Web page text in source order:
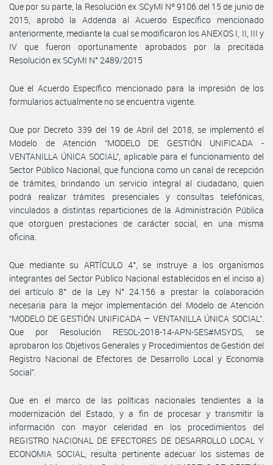
Que por su parte, la Resolución ex SCyMI Nº 9106 del 15 de junio de
2015, aprobó la Addenda al Acuerdo Específico mencionado
anteriormente, mediante la cual se modificaron los ANEXOS I, II, III y
IV que fueron oportunamente aprobados por la precitada
Resolución ex SCyMI N° 2489/2015
Que el Acuerdo Específico mencionado para la impresión de los
formularios actualmente no se encuentra vigente.
Que por Decreto 339 del 19 de Abril del 2018, se implementó el
Modelo de Atención “MODELO DE GESTIÓN UNIFICADA -
VENTANILLA ÚNICA SOCIAL”, aplicable para el funcionamiento del
Sector Público Nacional, que funciona como un canal de recepción
de trámites, brindando un servicio integral al ciudadano, quien
podrá realizar trámites presenciales y consultas telefónicas,
vinculados a distintas reparticiones de la Administración Pública
que otorguen prestaciones de carácter social, en una misma
oficina.
Que mediante su ARTÍCULO 4°, se instruye a los organismos
integrantes del Sector Público Nacional establecidos en el inciso a)
del artículo 8° de la Ley N° 24.156 a prestar la colaboración
necesaria para la mejor implementación del Modelo de Atención
“MODELO DE GESTIÓN UNIFICADA – VENTANILLA ÚNICA SOCIAL”.
Que por Resolución RESOL-2018-14-APN-SES#MSYDS, se
aprobaron los Objetivos Generales y Procedimientos de Gestión del
Registro Nacional de Efectores de Desarrollo Local y Economía
Social”.
Que en el marco de las políticas nacionales tendientes a la
modernización del Estado, y a fin de procesar y transmitir la
información con mayor celeridad en los procedimientos del
REGISTRO NACIONAL DE EFECTORES DE DESARROLLO LOCAL Y
ECONOMIA SOCIAL, resulta pertinente adecuar los sistemas de